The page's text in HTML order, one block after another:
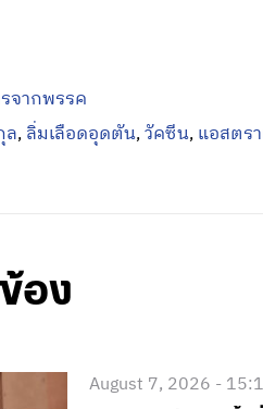
จากพรรค
ล,ลิ่มเลือดอุดตัน,วัคซีน,แอสตร
อง
August 7, 2026 -